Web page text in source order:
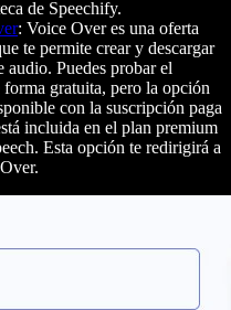
de Speechify.
: Voice Over es una oferta
te permite crear y descargar
audio. Puedes probar el
gratuita, pero la opción
con la suscripción paga
incluida en el plan premium
Esta opción te redirigirá a